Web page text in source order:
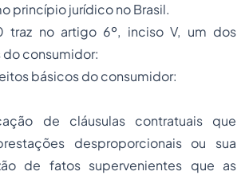
princípio jurídico no Brasil.
traz no artigo 6º, inciso V, um dos
consumidor:
básicos do consumidor:
de cláusulas contratuais que
desproporcionais ou sua
de fatos supervenientes que as